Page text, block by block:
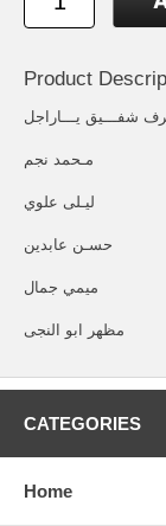
Product
شفـــيق يـــاراجل
مـحمد نجم
ليـلى علوي
حسـن عابدين
ميمي جمال
مظهر ابو النجى
CATEGORIES
Home